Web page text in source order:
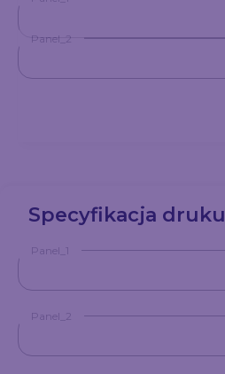
Panel_2
Specyfikacja druku
Panel_1
Panel_2